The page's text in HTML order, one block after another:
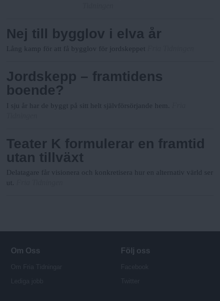
Nej till bygglov i elva år
Lång kamp för att få bygglov för jordskeppet
Jordskepp – framtidens
boende?
I sju år har de byggt på sitt helt självförsörjande hem.
Teater K formulerar en framtid
utan tillväxt
Delatagare får visionera och konkretisera hur en alternativ värld ser
ut.
Om Oss Följ oss